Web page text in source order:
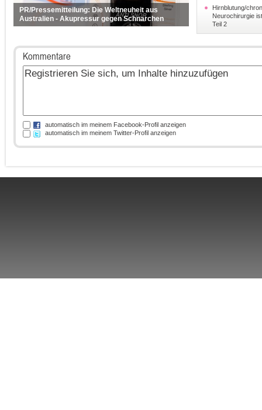
PR/Pressemitteilung: Die Weltneuheit aus
Australien - Akupressur gegen Schnarchen
Hirnblutung/
Neurochirurgie
Teil 2
Kommentare
automatisch im meinem Facebook-Profil anzeigen
automatisch im meinem Twitter-Profil anzeigen